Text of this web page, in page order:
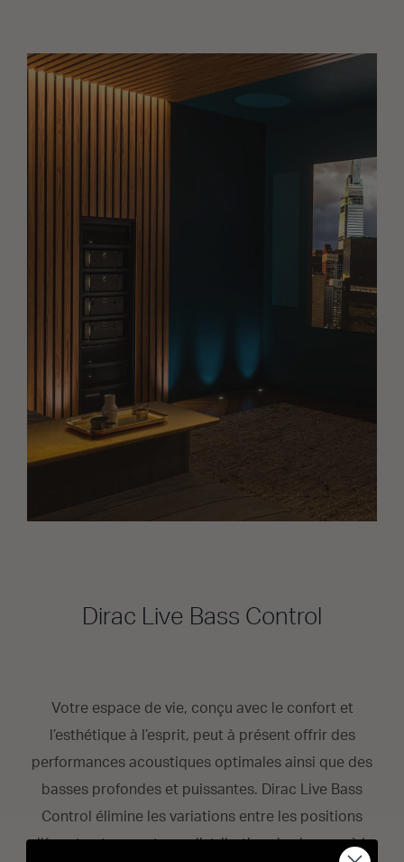
Dirac Live Bass Control
Votre espace de vie, conçu avec le confort et
l’esthétique à l’esprit, peut à présent offrir des
performances acoustiques optimales ainsi que des
basses profondes et puissantes. Dirac Live Bass
Control élimine les variations entre les positions
d’écoute et permet une distribution des basses à la